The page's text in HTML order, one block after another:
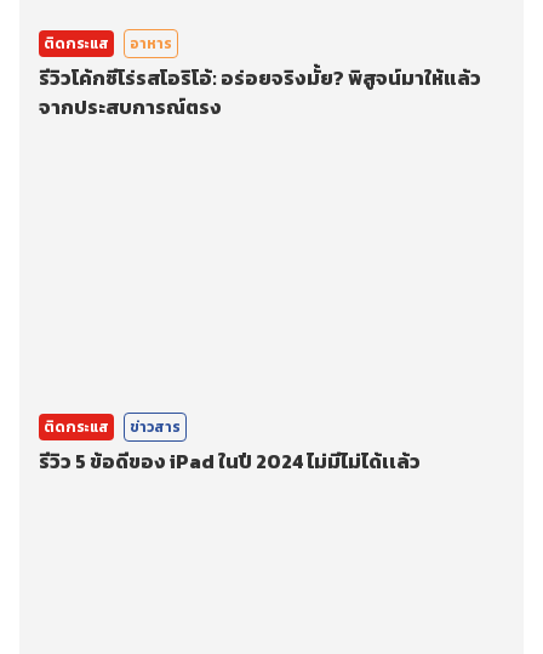
ติดกระแส อาหาร
รีวิวโค้กซีโร่รสโอริโอ้: อร่อยจริงมั้ย? พิสูจน์มาให้แล้ว
จากประสบการณ์ตรง
ติดกระแส ข่าวสาร
รีวิว 5 ข้อดีของ iPad ในปี 2024 ไม่มีไม่ได้เเล้ว